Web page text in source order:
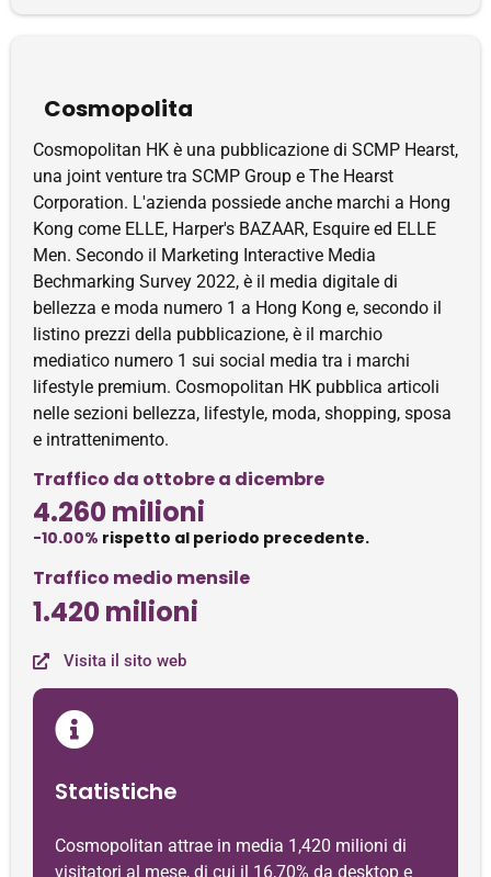
Cosmopolita
Cosmopolitan HK è una pubblicazione di SCMP Hearst,
una joint venture tra SCMP Group e The Hearst
Corporation. L'azienda possiede anche marchi a Hong
Kong come ELLE, Harper's BAZAAR, Esquire ed ELLE
Men. Secondo il Marketing Interactive Media
Bechmarking Survey 2022, è il media digitale di
bellezza e moda numero 1 a Hong Kong e, secondo il
listino prezzi della pubblicazione, è il marchio
mediatico numero 1 sui social media tra i marchi
lifestyle premium. Cosmopolitan HK pubblica articoli
nelle sezioni bellezza, lifestyle, moda, shopping, sposa
e intrattenimento.
Traffico da ottobre a dicembre
4.260 milioni
-10.00% rispetto al periodo precedente.
Traffico medio mensile
1.420 milioni
Visita il sito web
Statistiche
Cosmopolitan attrae in media 1,420 milioni di
visitatori al mese, di cui il 16,70% da desktop e